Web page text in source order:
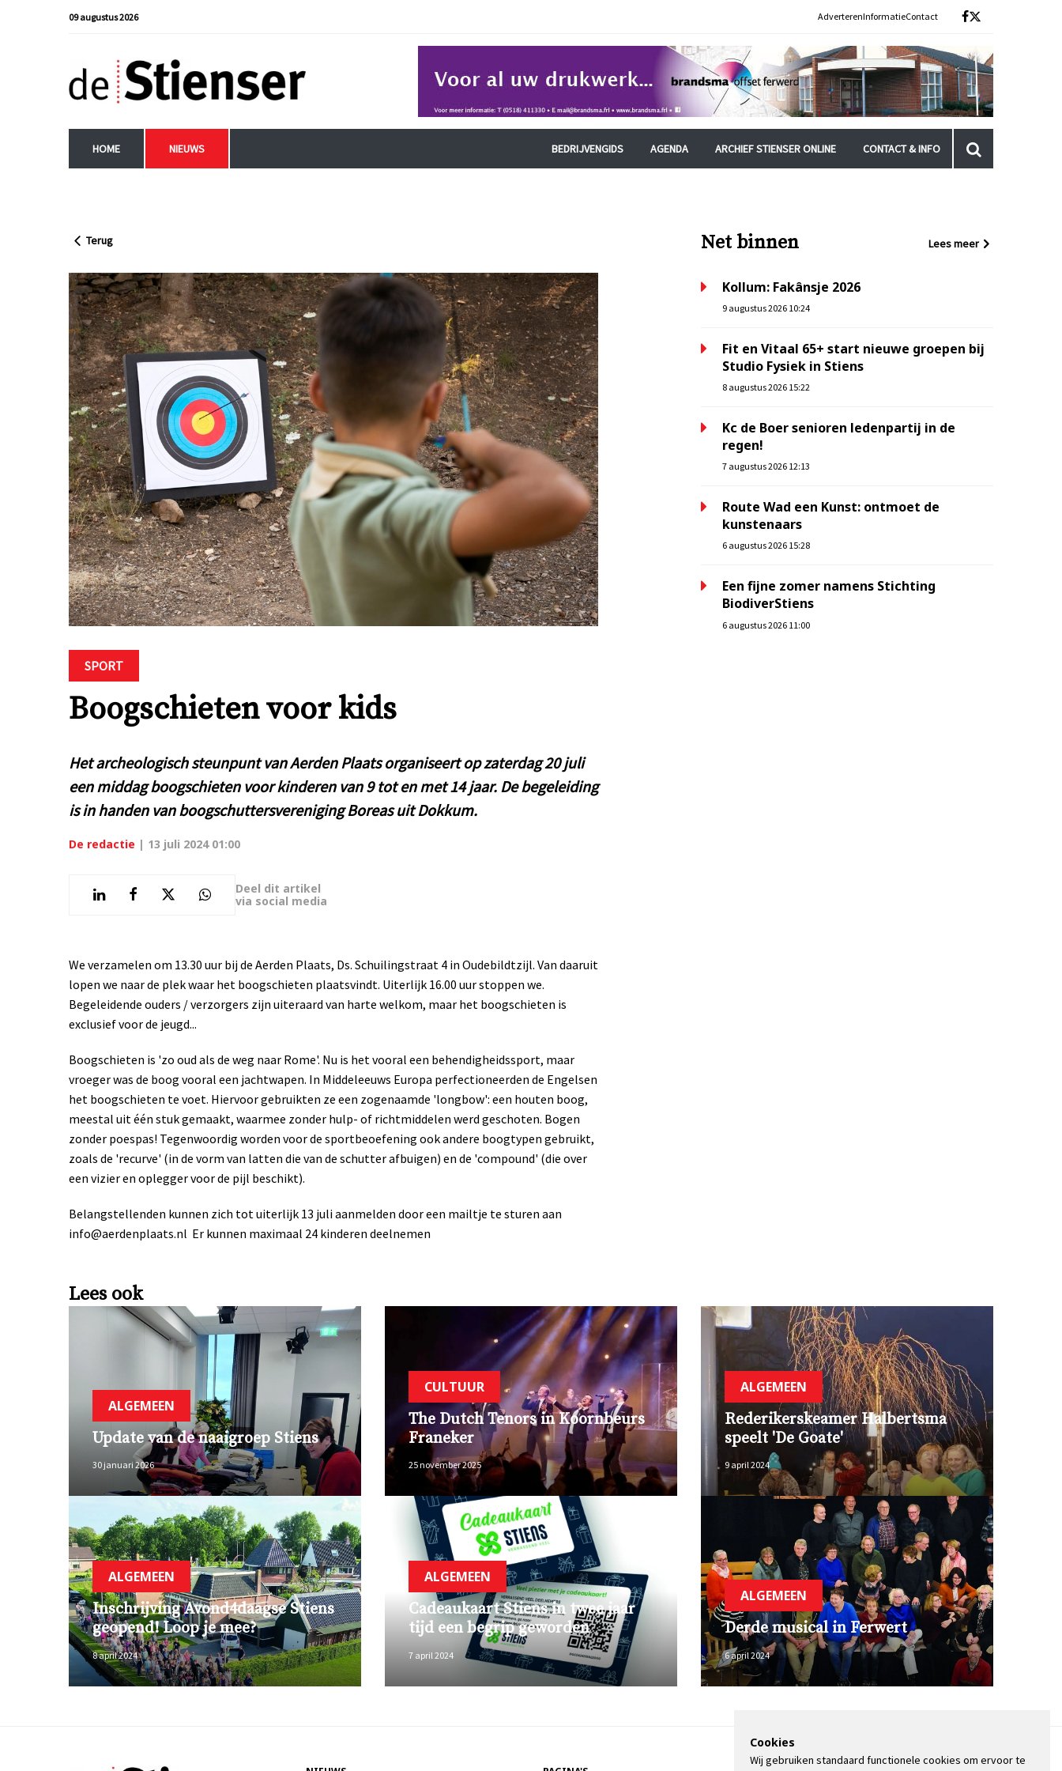
09 augustus 2026 AdverterenInformatieContact
HOME NIEUWS BEDRIJVENGIDS AGENDA ARCHIEF STIENSER ONLINE CONTACT & INFO
Terug
SPORT
Boogschieten voor kids
Het archeologisch steunpunt van Aerden Plaats organiseert op zaterdag 20 juli
een middag boogschieten voor kinderen van 9 tot en met 14 jaar. De begeleiding
is in handen van boogschuttersvereniging Boreas uit Dokkum.
De redactie | 13 juli 2024 01:00
Deel dit artikel
via social media
We verzamelen om 13.30 uur bij de Aerden Plaats, Ds. Schuilingstraat 4 in Oudebildtzijl. Van daaruit
lopen we naar de plek waar het boogschieten plaatsvindt. Uiterlijk 16.00 uur stoppen we.
Begeleidende ouders / verzorgers zijn uiteraard van harte welkom, maar het boogschieten is
exclusief voor de jeugd...
Boogschieten is 'zo oud als de weg naar Rome'. Nu is het vooral een behendigheidssport, maar
vroeger was de boog vooral een jachtwapen. In Middeleeuws Europa perfectioneerden de Engelsen
het boogschieten te voet. Hiervoor gebruikten ze een zogenaamde 'longbow': een houten boog,
meestal uit één stuk gemaakt, waarmee zonder hulp- of richtmiddelen werd geschoten. Bogen
zonder poespas! Tegenwoordig worden voor de sportbeoefening ook andere boogtypen gebruikt,
zoals de 'recurve' (in de vorm van latten die van de schutter afbuigen) en de 'compound' (die over
een vizier en oplegger voor de pijl beschikt).
Belangstellenden kunnen zich tot uiterlijk 13 juli aanmelden door een mailtje te sturen aan
info@aerdenplaats.nl Er kunnen maximaal 24 kinderen deelnemen
Net binnen Lees meer
Kollum: Fakânsje 2026
9 augustus 2026 10:24
Fit en Vitaal 65+ start nieuwe groepen bij
Studio Fysiek in Stiens
8 augustus 2026 15:22
Kc de Boer senioren ledenpartij in de
regen!
7 augustus 2026 12:13
Route Wad een Kunst: ontmoet de
kunstenaars
6 augustus 2026 15:28
Een fijne zomer namens Stichting
BiodiverStiens
6 augustus 2026 11:00
Lees ook
ALGEMEEN
Update van de naaigroep Stiens
30 januari 2026
CULTUUR
The Dutch Tenors in Koornbeurs
Franeker
25 november 2025
ALGEMEEN
Rederikerskeamer Halbertsma
speelt 'De Goate'
9 april 2024
ALGEMEEN
Inschrijving Avond4daagse Stiens
geopend! Loop je mee?
8 april 2024
ALGEMEEN
Cadeaukaart Stiens in twee jaar
tijd een begrip geworden
7 april 2024
ALGEMEEN
Derde musical in Ferwert
6 april 2024
Cookies
Wij gebruiken standaard functionele cookies om ervoor te